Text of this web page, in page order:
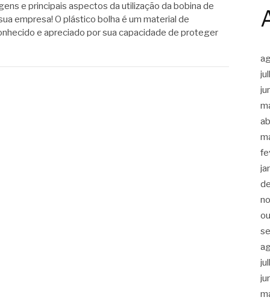
e principais aspectos da utilização da bobina de
empresa! O plástico bolha é um material de
e apreciado por sua capacidade de proteger